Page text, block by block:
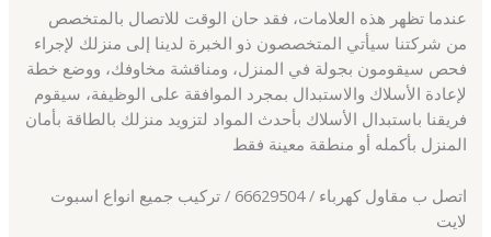
عندما تظهر هذه العلامات، فقد حان الوقت للاتصال بالمتخصص
من شركتنا سيأتي المتخصصون ذو الخبرة لدينا إلى منزلك لإجراء
فحص سيقومون بجولة في المنزل، ومناقشة مخاوفك، ووضع خطة
لإعادة الأسلاك والاستبدال بمجرد الموافقة على الوظيفة، سيقوم
فريقنا باستبدال الأسلاك بأحدث المواد لتزويد منزلك بالطاقة بأمان
المنزل بأكمله أو منطقة معينة فقط
اتصل ب مقاول كهرباء / 66629504 / تركيب جميع انواع اسبوت
لايت